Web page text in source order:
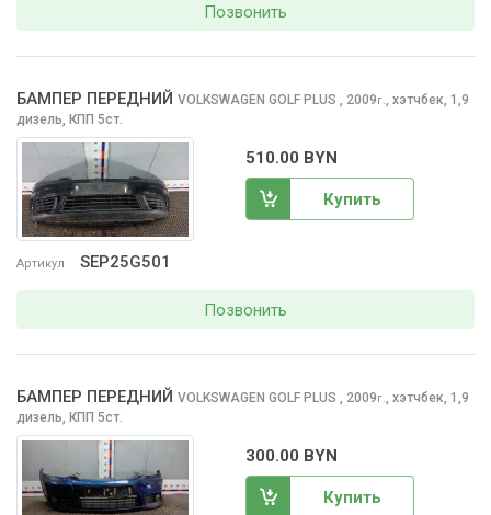
Позвонить
Артикул SEP25G501
БАМПЕР ПЕРЕДНИЙ VOLKSWAGEN GOLF PLUS , 2009г. хэтчбек, 1,9
дизель, КПП 5ст.
510.00 BYN
Купить
Позвонить
БАМПЕР ПЕРЕДНИЙ VOLKSWAGEN GOLF PLUS , 2009г. хэтчбек, 1,9
дизель, КПП 5ст.
300.00 BYN
Купить